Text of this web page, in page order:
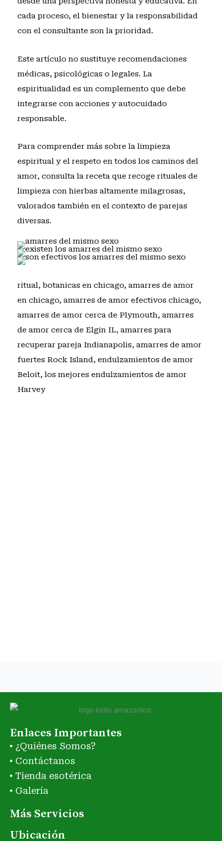
cada proceso, el bienestar y la responsabilidad
con el consultante son la prioridad.
Este artículo no sustituye recomendaciones
médicas, psicológicas o legales. La
espiritualidad es un complemento que debe
integrarse con acciones y autocuidado
responsable.
Para comprender más sobre la limpieza
espiritual y el respeto en todos los caminos del
amor, consulta la receta que recoge rituales de
limpieza con hierbas altamente milagrosas,
valorados también en el contexto de parejas
diversas.
ritual, botanicas en chicago, amarres de amor
en chicago, amarres de amor efectivos chicago,
amarres de amor cerca de Plymouth, amarres
de amor cerca de Elgin IL, amarres para
recuperar pareja Indianapolis, amarres de amor
fuertes Rock Island, endulzamientos de amor
Beloit, los mejores endulzamientos de amor
Harvey
Enlaces Importantes
¿Quiénes Somos?
Contáctanos
Tienda esotérica
Galería
Más Servicios
Ubicación